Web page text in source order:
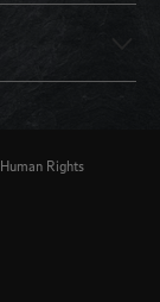
Human Rights